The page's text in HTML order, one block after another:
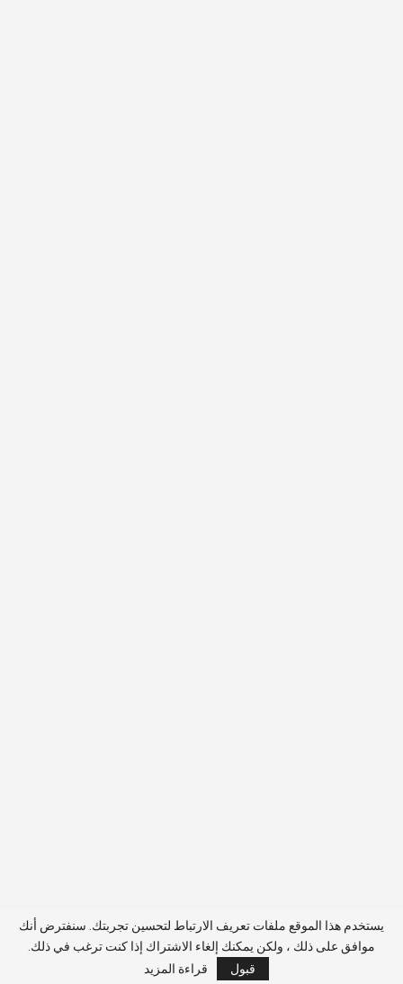
يستخدم هذا الموقع ملفات تعريف الارتباط لتحسين تجربتك. سنفترض أنك
موافق على ذلك ، ولكن يمكنك إلغاء الاشتراك إذا كنت ترغب في ذلك.
قبول
قراءة المزيد